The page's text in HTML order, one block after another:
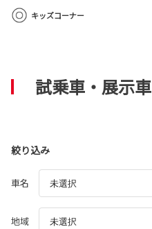
キッズコーナー
試乗車・展示車
絞り込み
車名
地域